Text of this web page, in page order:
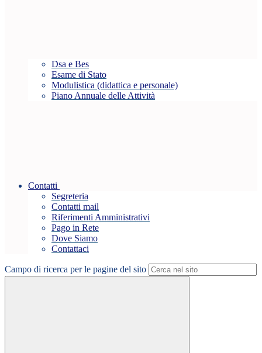
Dsa e Bes
Esame di Stato
Modulistica (didattica e personale)
Piano Annuale delle Attività
Contatti
Segreteria
Contatti mail
Riferimenti Amministrativi
Pago in Rete
Dove Siamo
Contattaci
Campo di ricerca per le pagine del sito